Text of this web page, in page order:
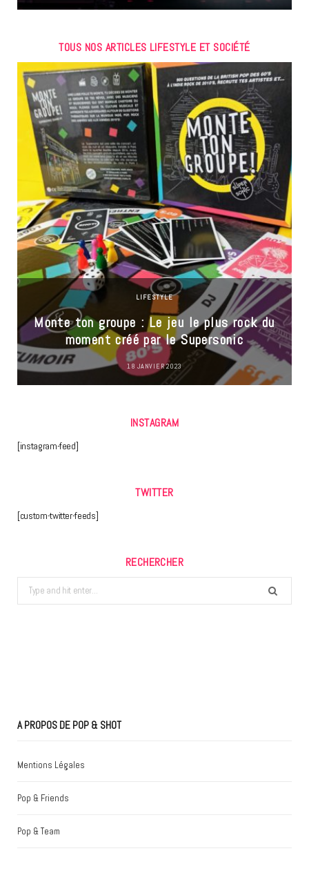
TOUS NOS ARTICLES LIFESTYLE ET SOCIÉTÉ
LIFESTYLE
Monte ton groupe : Le jeu le plus rock du
moment créé par le Supersonic
18 JANVIER 2023
INSTAGRAM
[instagram-feed]
TWITTER
[custom-twitter-feeds]
RECHERCHER
Search
for:
A PROPOS DE POP & SHOT
Mentions Légales
Pop & Friends
Pop & Team